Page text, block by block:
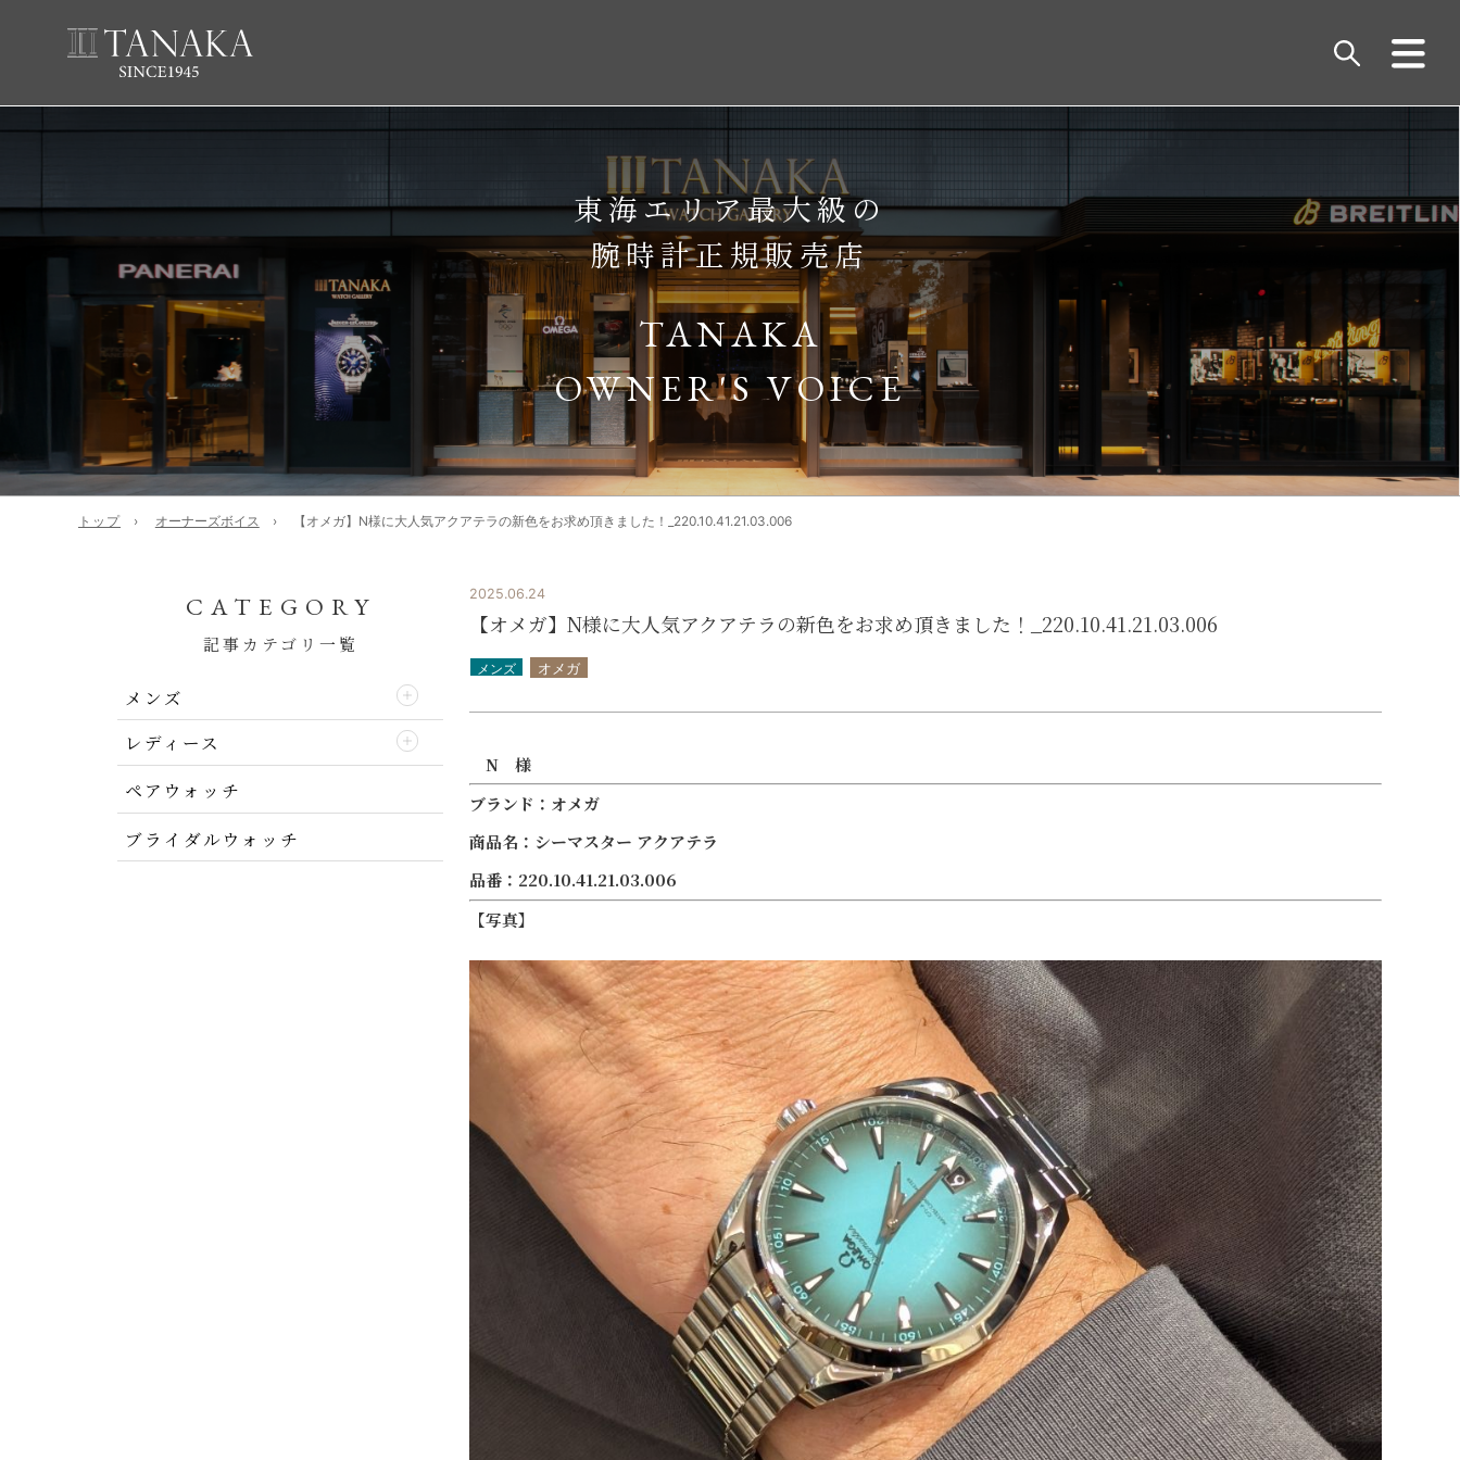
東海エリア最大級の
腕時計正規販売店
TANAKA
OWNER'S VOICE
トップ オーナーズボイス 【オメガ】N様に大人気アクアテラの新色をお求め頂きました！_220.10.41.21.03.00 6
2025.06.24
【オメガ】N様に大人気アクアテラの新色をお求め頂きました！_220.10.41.21.03.00 6
メンズ オメガ
N 様
ブランド：オメガ
商品名：シーマスター アクアテラ
品番：220.10.41.21.03.006
【写真】
CATEGORY
記事カテゴリ一覧
メンズ
レディース
ペアウォッチ
ブライダルウォッチ